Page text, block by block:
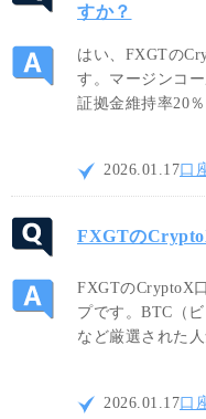
すか？
はい、FXGTの
す。マージンコ
証拠金維持率20
ナスとなった場
され、追証（追
お取引頂けます。
2026.01.17口
FXGTの
FXGTのCryptoX
プです。BTC（
など厳選された
業界最狭水準の
す。尚、最大レ
ッジが適用され
2026.01.17口